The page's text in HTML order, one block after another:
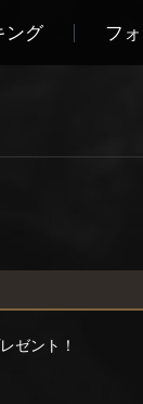
ング フ
ゼント！